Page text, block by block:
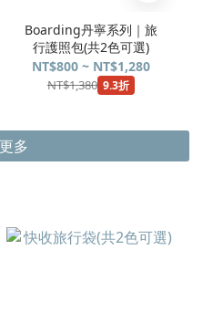
Boarding丹寧系列｜旅
行護照包(共2色可選)
NT$800 ~ NT$1,280
NT$1,380 9.3折
多